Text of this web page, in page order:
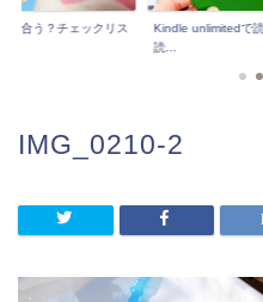
が合う？チェックリス
Kindle unlimitedで
読...
IMG_0210-2